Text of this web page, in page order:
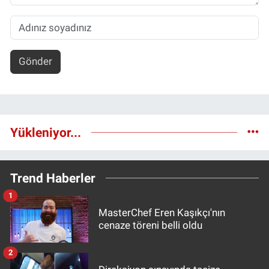
Gönder
Yükleniyor...
Trend Haberler
MasterChef Eren Kaşıkçı'nın
cenaze töreni belli oldu
1
2